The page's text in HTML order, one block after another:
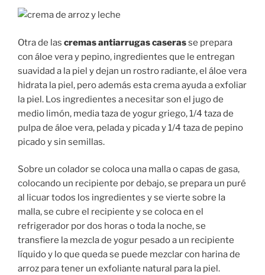
Otra de las cremas antiarrugas caserasse prepara
con áloe vera y pepino, ingredientes que le entregan
suavidad a la piel y dejan un rostro radiante, el áloe vera
hidrata la piel, pero además esta crema ayuda a exfoliar
la piel. Los ingredientes a necesitar son el jugo de
medio limón, media taza de yogur griego, 1/4 taza de
pulpa de áloe vera, pelada y picada y 1/4 taza de pepino
picado y sin semillas.
Sobre un colador se coloca una malla o capas de gasa,
colocando un recipiente por debajo, se prepara un puré
al licuar todos los ingredientes y se vierte sobre la
malla, se cubre el recipiente y se coloca en el
refrigerador por dos horas o toda la noche, se
transfiere la mezcla de yogur pesado a un recipiente
líquido y lo que queda se puede mezclar con harina de
arroz para tener un exfoliante natural para la piel.